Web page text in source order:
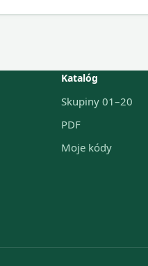
Katalóg
Skupiny 01–20
PDF
Moje kódy